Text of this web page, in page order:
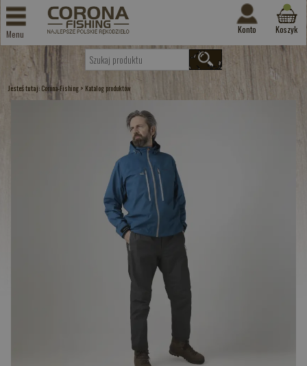
Menu Konto Koszyk
Jesteś tutaj: Corona-Fishing > Katalog produktów